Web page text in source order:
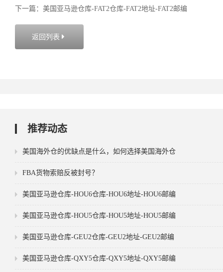
下一篇：美国亚马逊仓库-FAT2仓库-FAT2地址-FAT2邮编
返回列表 
推荐动态
美国海外仓的优缺点是什么，如何选择美国海外仓
FBA货物索赔反被封号？
美国亚马逊仓库-HOU6仓库-HOU6地址-HOU6邮编
美国亚马逊仓库-HOU5仓库-HOU5地址-HOU5邮编
美国亚马逊仓库-GEU2仓库-GEU2地址-GEU2邮编
美国亚马逊仓库-QXY5仓库-QXY5地址-QXY5邮编